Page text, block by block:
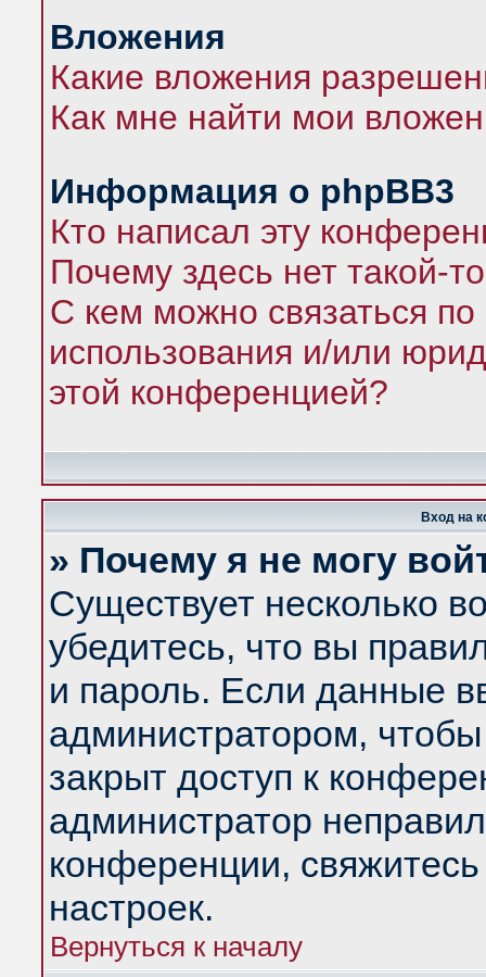
Вложения
Какие вложения
Как мне найти мои
Информация о phpBB3
Кто написал эту
Почему здесь нет такой-
С кем можно связаться по
использования и/или
этой конференцией?
Вход на
» Почему я не могу
Существует несколько
убедитесь, что вы
и пароль. Если данные
администратором,
закрыт доступ к
администратор
конференции,
настроек.
Вернуться к началу